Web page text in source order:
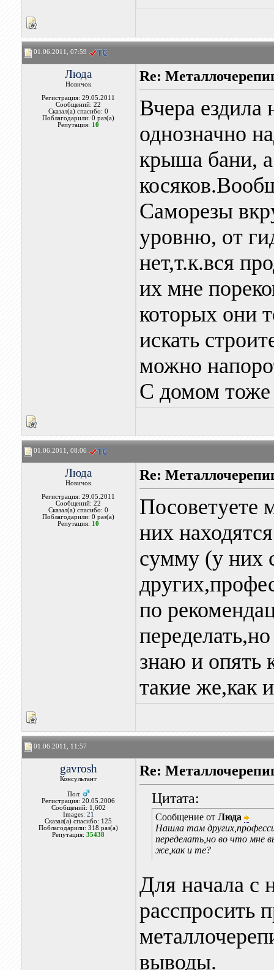
01.06.2011, 07:59
Люда
Новичок
Регистрация: 29.05.2011
Сообщений: 22
Сказал(а) спасибо: 0
Поблагодарили: 0 раз(а)
Репутация: 10
Re:
Вчера
однозначно
крыша бани,
Саморезы
уровню, от
нет,т.к.вся
их мне
которых они
искать
можно
С домом тоже
01.06.2011, 08:06
Люда
Новичок
Регистрация: 29.05.2011
Сообщений: 22
Сказал(а) спасибо: 0
Поблагодарили: 0 раз(а)
Репутация: 10
Re:
Посоветуете
них
сумму (у них
по
знаю и опять
такие же,как
01.06.2011, 11:57
gavrosh
Консультант
Пол:
Регистрация: 20.05.2006
Сообщений: 1,602
Images: 21
Сказал(а) спасибо: 125
Поблагодарили: 318 раз(а)
Репутация:35438
Re:
Цитата:
Сообщение от Люда
Нашла там
переделать,но во что мне
же,как и те?
Для начала с
расспросить
выводы.